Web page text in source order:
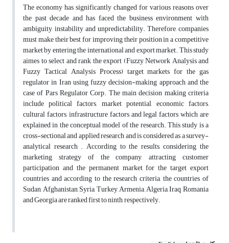
The economy has significantly changed for various reasons over
the past decade and has faced the business environment with
ambiguity, instability and unpredictability. Therefore, companies
must make their best for improving their position in a competitive
market by entering the international and export market. This study
aimes to select and rank the export (Fuzzy Network Analysis and
Fuzzy Tactical Analysis Process) target markets for the gas
regulator in Iran using fuzzy decision-making approach and the
case of Pars Regulator Corp. The main decision making criteria
include political factors, market potential, economic factors,
cultural factors, infrastructure factors and legal factors which are
explained in the conceptual model of the research. This study is a
cross-sectional and applied research and is considered as a survey-
analytical research . According to the results, considering the
marketing strategy of the company, attracting customer
participation and the permanent market for the target export
countries and according to the research criteria, the countries of
Sudan, Afghanistan, Syria, Turkey, Armenia, Algeria, Iraq, Romania
and Georgia are ranked first to ninth, respectively.